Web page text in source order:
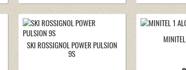
SKI ROSSIGNOL POWER PULSION
9S